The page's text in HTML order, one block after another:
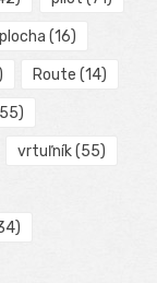
plocha (16)
Route (14)
vrtuľník(55)